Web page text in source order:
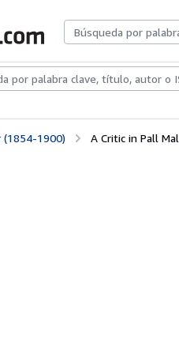
Libros antiguosArte y
(1854-1900) A Critic in Pall